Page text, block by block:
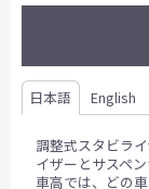
日本語 English
調整式スタビラ
イザーとサスペ
車高では、どの